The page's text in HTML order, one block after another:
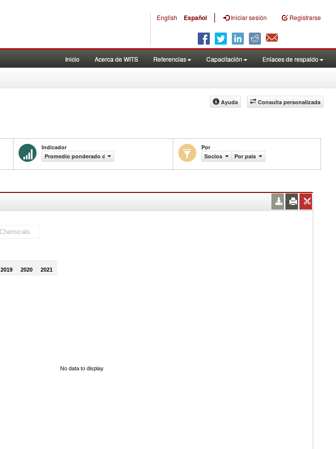
English Español | Iniciar sesión Registrarse
Inicio Acerca de WITS Referencias Capacitación Enlaces de respaldo
Consulta personalizada
Ayuda
Indicador
Promedio ponderado de aranceles efectivamente aplicados (%)
Por
Socios
Por país
2019 2020 2021
No data to display